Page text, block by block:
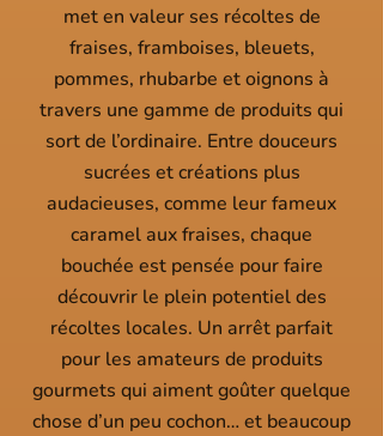
met en valeur ses récoltes de
fraises, framboises, bleuets,
pommes, rhubarbe et oignons à
travers une gamme de produits qui
sort de l’ordinaire. Entre douceurs
sucrées et créations plus
audacieuses, comme leur fameux
caramel aux fraises, chaque
bouchée est pensée pour faire
découvrir le plein potentiel des
récoltes locales. Un arrêt parfait
pour les amateurs de produits
gourmets qui aiment goûter quelque
chose d’un peu cochon… et beaucoup